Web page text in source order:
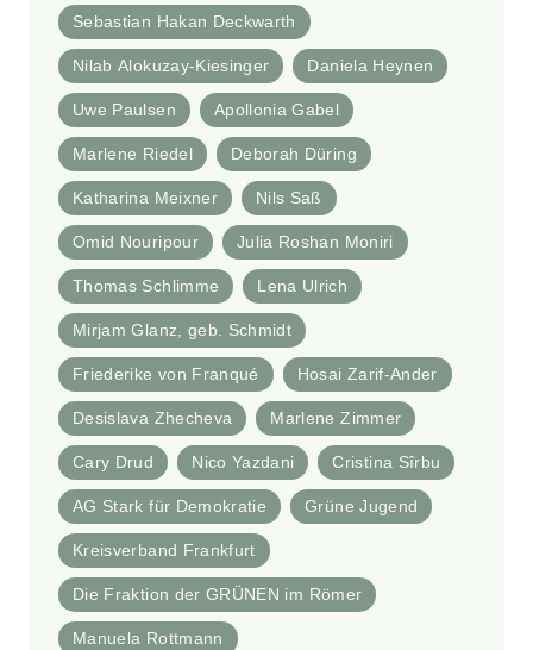
Sebastian Hakan Deckwarth
Nilab Alokuzay-Kiesinger Daniela Heynen
Uwe Paulsen Apollonia Gabel
Marlene Riedel Deborah Düring
Katharina Meixner Nils Saß
Omid Nouripour Julia Roshan Moniri
Thomas Schlimme Lena Ulrich
Mirjam Glanz, geb. Schmidt
Friederike von Franqué Hosai Zarif-Ander
Desislava Zhecheva Marlene Zimmer
Cary Drud Nico Yazdani Cristina Sîrbu
AG Stark für Demokratie Grüne Jugend
Kreisverband Frankfurt
Die Fraktion der GRÜNEN im Römer
Manuela Rottmann